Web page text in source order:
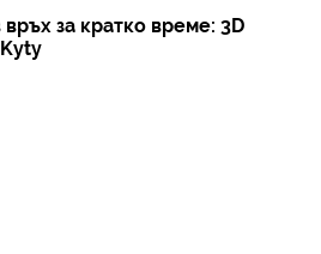
за кратко време: 3D